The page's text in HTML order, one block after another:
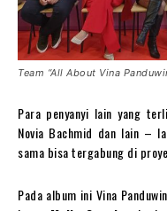
Team “All About Vina
Para penyanyi lain yang
Novia Bachmid dan lain –
sama bisa tergabung di
Pada album ini Vina